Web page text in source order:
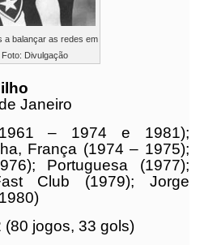
a balançar as redes em
Divulgação
Janeiro
– 1974 e 1981);
França (1974 – 1975);
Portuguesa (1977);
Club (1979); Jorge
jogos, 33 gols)